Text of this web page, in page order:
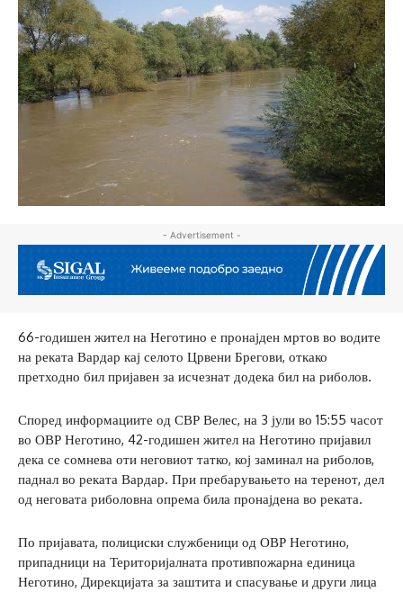
- Advertisement -
66-годишен жител на Неготино е пронајден мртов во водите
на реката Вардар кај селото Црвени Брегови, откако
претходно бил пријавен за исчезнат додека бил на риболов.
Според информациите од СВР Велес, на 3 јули во 15:55 часот
во ОВР Неготино, 42-годишен жител на Неготино пријавил
дека се сомнева оти неговиот татко, кој заминал на риболов,
паднал во реката Вардар. При пребарувањето на теренот, дел
од неговата риболовна опрема била пронајдена во реката.
По пријавата, полициски службеници од ОВР Неготино,
припадници на Територијалната противпожарна единица
Неготино, Дирекцијата за заштита и спасување и други лица